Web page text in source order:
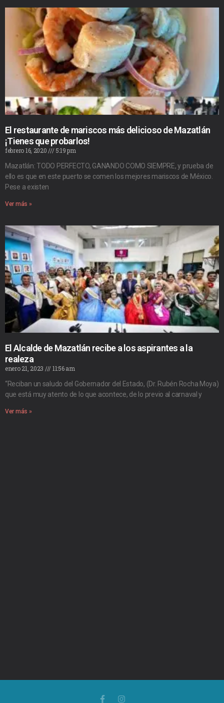
El restaurante de mariscos más delicioso de Mazatlán
¡Tienes que probarlos!
febrero 16, 2020
5:19 pm
Mazatlán: TODO PERFECTO, GANANDO COMO SIEMPRE, y prueba de
ello es que en este puerto se comen los mejores mariscos de México.
Pese a existen
Ver más »
El Alcalde de Mazatlán recibe a los aspirantes a la
realeza
enero 21, 2023
11:56 am
“Reciban un saludo del Gobernador del Estado, (Dr. Rubén Rocha Moya)
que está muy atento de lo que acontece, de lo previo al carnaval y
Ver más »